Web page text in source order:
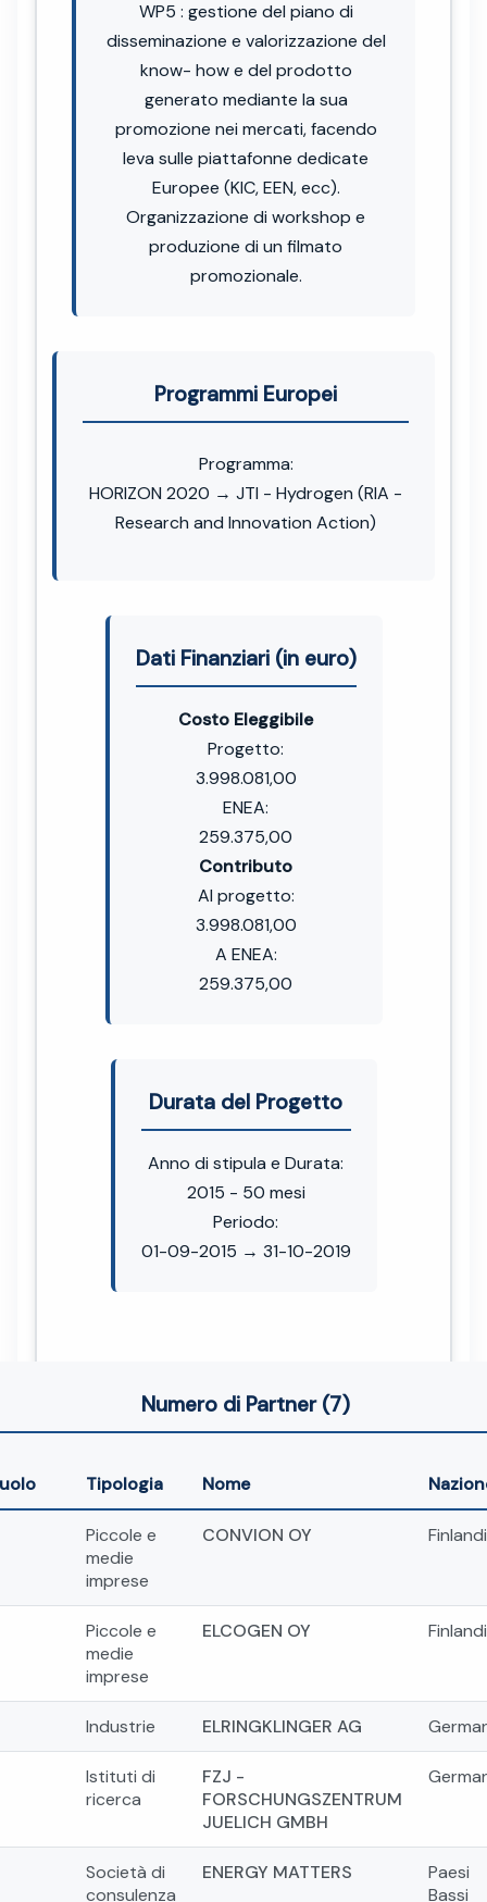
WP5 : gestione del piano di
disseminazione e valorizzazione del
know- how e del prodotto
generato mediante la sua
promozione nei mercati, facendo
leva sulle piattafonne dedicate
Europee (KIC, EEN, ecc).
Organizzazione di workshop e
produzione di un filmato
promozionale.
Programmi Europei
Programma:
HORIZON 2020 → JTI - Hydrogen (RIA -
Research and Innovation Action)
Dati Finanziari (in euro)
Costo Eleggibile
Progetto:
3.998.081,00
ENEA:
259.375,00
Contributo
Al progetto:
3.998.081,00
A ENEA:
259.375,00
Durata del Progetto
Anno di stipula e Durata:
2015 - 50 mesi
Periodo:
01-09-2015 → 31-10-2019
Numero di Partner (7)
Tipologia Nome
Piccole e
medie
imprese
CONVION OY
Piccole e
medie
imprese
ELCOGEN OY
Industrie ELRINGKLINGER AG
Istituti di
ricerca
FZJ -
FORSCHUNGSZENTRUM
JUELICH GMBH
Società di
consulenza
ENERGY MATTERS
Paesi
Bassi